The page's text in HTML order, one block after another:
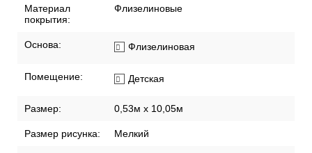
Материал
покрытия:
Флизелиновые
Основа: Флизелиновая
Помещение: Детская
Размер: 0,53м x 10,05м
Размер рисунка: Мелкий